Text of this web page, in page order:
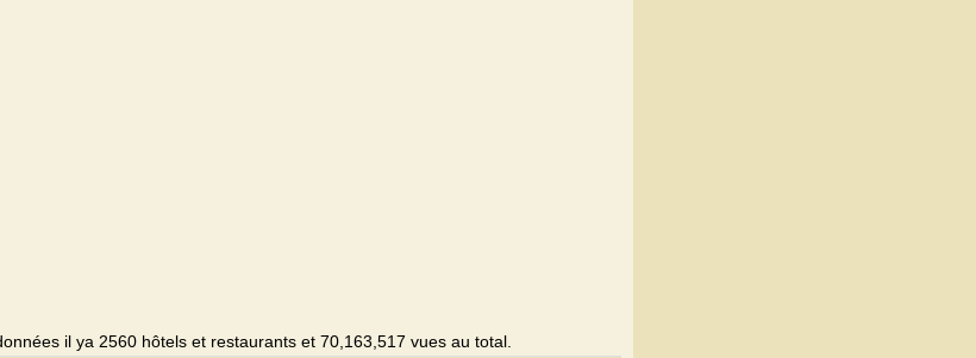
il ya 2560 hôtels et restaurants et 70,163,517 vues au total.